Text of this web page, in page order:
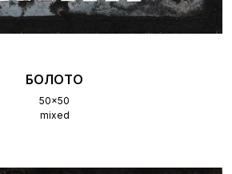
БОЛОТО
50x50
mixed